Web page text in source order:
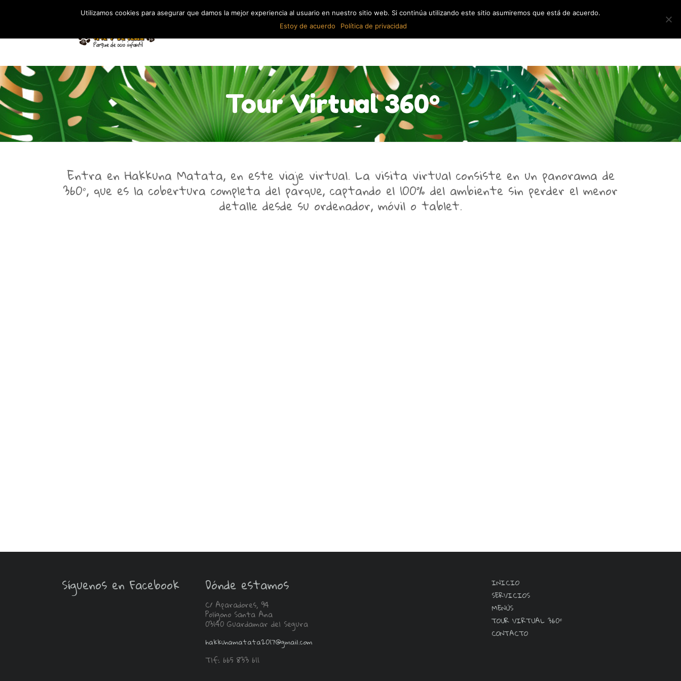
INICIO SERVICIOS
Tour Virtual 360º
Entra en Hakkuna Matata, en este viaje virtual. La visita virtual consiste en un panorama de
360°, que es la cobertura completa del parque, captando el 100% del ambiente sin perder el menor
detalle desde su ordenador, móvil o tablet.
Síguenos en Facebook Dónde estamos
C/ Aparadores, 94
Polígono Santa Ana
03140 Guardamar del Segura
hakkunamatata2017@gmail.com
Tlf: 665 833 611
INICIO
SERVICIOS
MENÚS
TOUR VIRTUAL 360º
CONTACTO
Utilizamos cookies para asegurar que damos la mejor experiencia al usuario en nuestro sitio web. Si continúa utilizando este sitio asumiremos que está de acuerdo.
Estoy de acuerdo
Política de privacidad